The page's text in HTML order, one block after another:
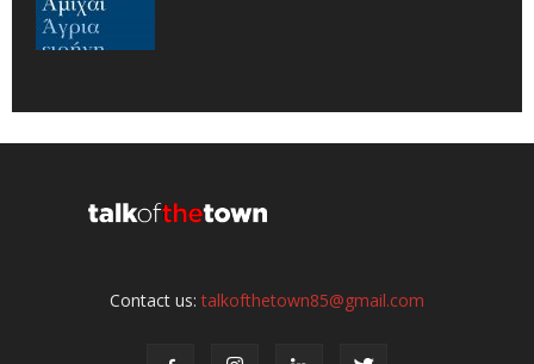
Contact us:talkofthetown85@gmail.com